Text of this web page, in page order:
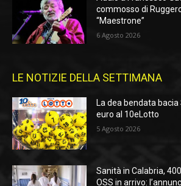
commosso di
“Maestrone”
6 Agosto 2026
LE NOTIZIE DELLA SETTIMANA
La dea bendata
euro al 10eLotto
5 Agosto 2026
Sanità in Calabria,
OSS in arrivo: